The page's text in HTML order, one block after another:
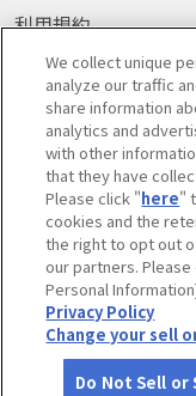
利用規約
個人情報の取り扱
会員優待サービス
JAFホームページ
© JAPAN
We collect unique
analyze our traffic
share information
analytics and
with other
that they have
Please click "here"
cookies and the
the right to opt out
our partners.
Personal
Privacy Policy
Change your sell
Do Not Sell or